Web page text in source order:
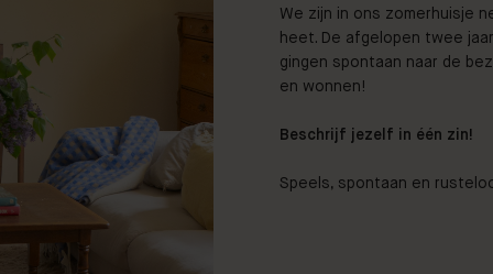
We zijn in ons zomerhuisje
heet. De afgelopen twee
gingen spontaan naar de
en wonnen!
Beschrijf jezelf in één zin!
Speels, spontaan en